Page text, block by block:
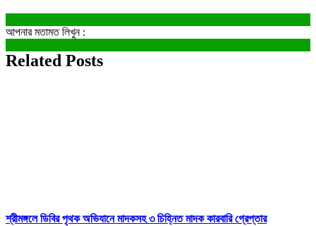
আপনার মতামত লিখুন :
Related Posts
শ্রীমঙ্গলে ডিবির পৃথক অভিযানে মাদকসহ ৩ চিহ্নিত মাদক কারবারি গ্রেপ্তার